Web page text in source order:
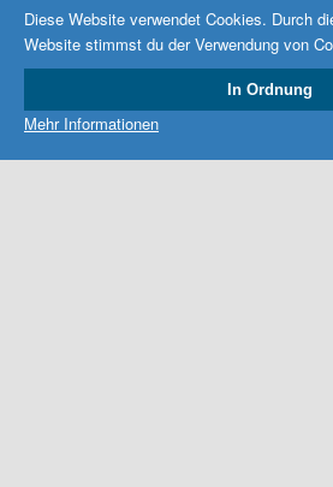
Diese Website verwendet Cookies. Durch
Website stimmst du der Verwendung von
In Ordnung
Mehr Informationen